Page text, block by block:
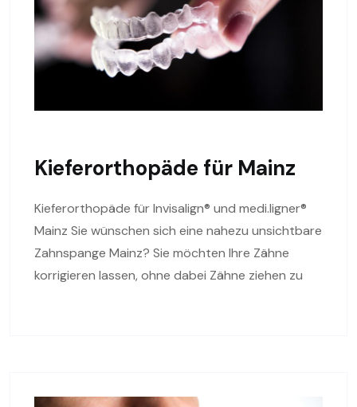
Kieferorthopäde für Mainz
Kieferorthopäde für Invisalign® und medi.ligner®
Mainz Sie wünschen sich eine nahezu unsichtbare
Zahnspange Mainz? Sie möchten Ihre Zähne
korrigieren lassen, ohne dabei Zähne ziehen zu